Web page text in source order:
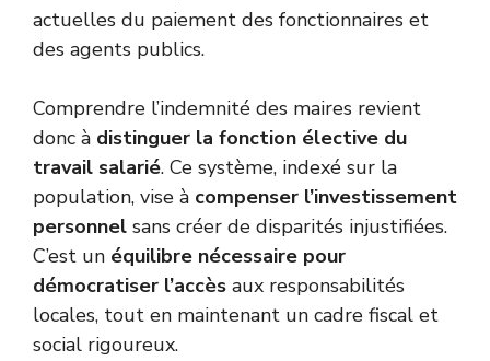
actuelles du paiement des fonctionnaires et
des agents publics.
Comprendre l’indemnité des maires revient
donc à distinguer la fonction élective du
travail salarié. Ce système, indexé sur la
population, vise à compenser l’investissement
personnel sans créer de disparités injustifiées.
C’est un équilibre nécessaire pour
démocratiser l’accès aux responsabilités
locales, tout en maintenant un cadre fiscal et
social rigoureux.